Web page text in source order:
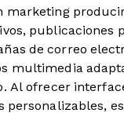
marketing
publicaciones
de correo
multimedia
Al ofrecer
personalizables,